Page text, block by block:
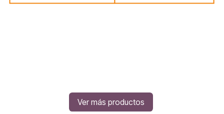
Ver más productos